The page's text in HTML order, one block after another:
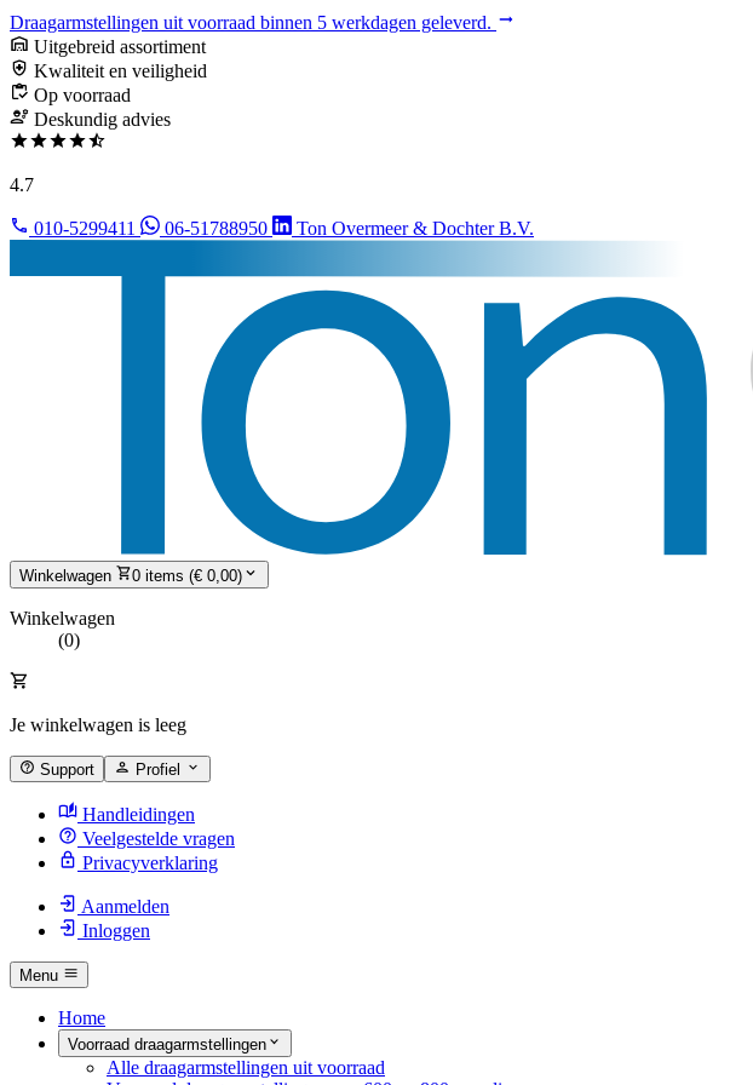
Draagarmstellingen uit voorraad binnen 5 werkdagen geleverd.
Uitgebreid assortiment
Kwaliteit en veiligheid
Op voorraad
Deskundig advies
4.7
010-5299411 06-51788950 Ton Overmeer & Dochter B.V.
Winkelwagen 0 items (€ 0,00)
Winkelwagen
(0)
Je winkelwagen is leeg
Support Profiel
Handleidingen
Veelgestelde vragen
Privacyverklaring
Aanmelden
Inloggen
Menu
Home
Voorraad draagarmstellingen
Alle draagarmstellingen uit voorraad